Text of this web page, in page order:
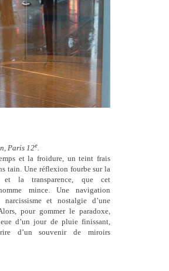
Paris 12e.
et la froidure, un teint frais
tain. Une réflexion fourbe sur la
et la transparence, que cet
mince. Une navigation
narcissisme et nostalgie d’une
pour gommer le paradoxe,
d’un jour de pluie finissant,
d’un souvenir de miroirs